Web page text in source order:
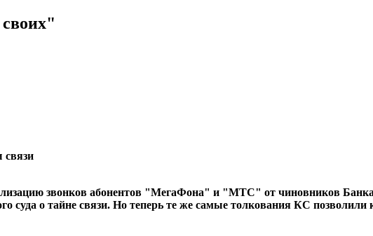
связи
звонков абонентов "МегаФона" и "МТС" от чиновников Банка
суда о тайне связи. Но теперь те же самые толкования КС